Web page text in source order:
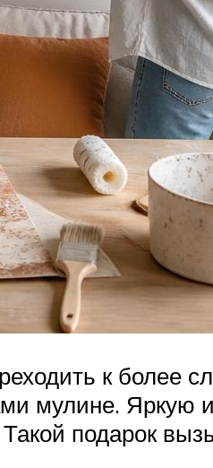
к
мулине.
подарок